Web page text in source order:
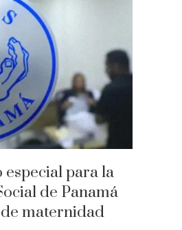
para la
de Panamá
maternidad